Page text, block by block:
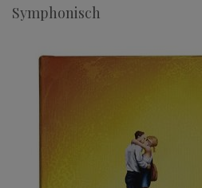
Symphonisch